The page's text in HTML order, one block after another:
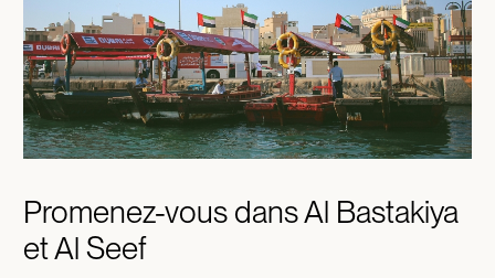
Promenez-vous dans Al Bastakiya
et Al Seef